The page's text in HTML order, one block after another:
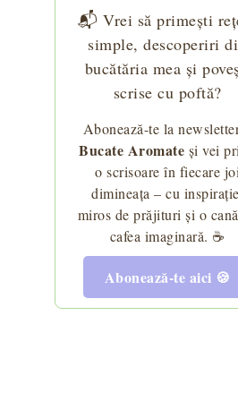
și sfaturi
pufoși – Ghid complet pentru
5 Idei de Meniu
și Idei
Untură și Invers – Tot ce
Ghid complet pentru
dezavantaje.
📬 Vrei să primești
simple, descoperiri
bucătăria mea și
scrise cu poftă?
Abonează-te la
Bucate Aromate și vei
o scrisoare în fiecare joi
dimineața – cu
miros de prăjituri și o
cafea imaginară. ☕
Abonează-te aici 🍪